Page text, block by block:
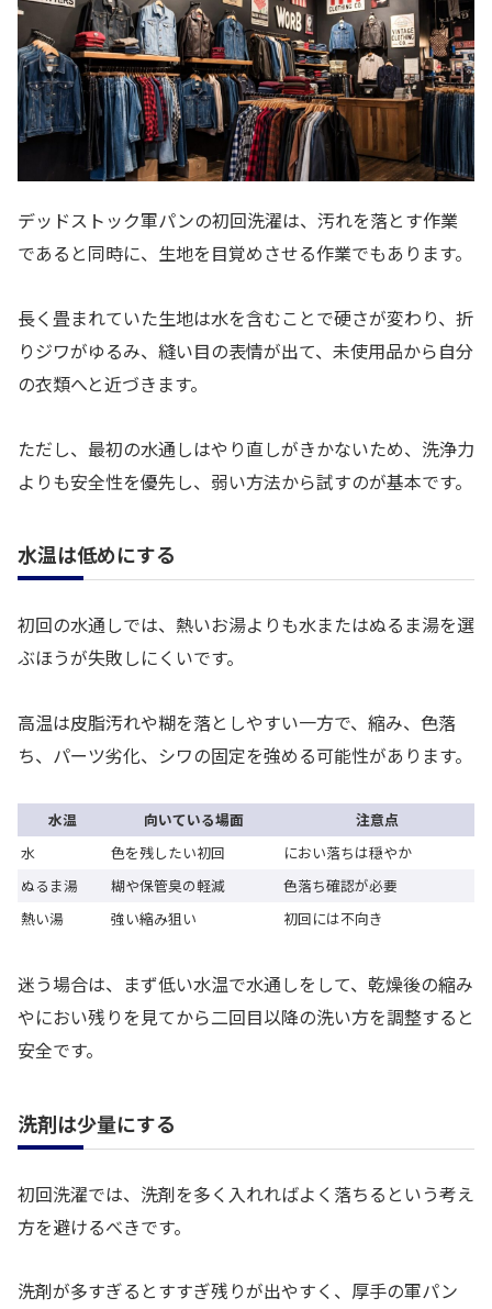
デッドストック軍パンの初回洗濯は、汚れを落とす作業
であると同時に、生地を目覚めさせる作業でもあります。
長く畳まれていた生地は水を含むことで硬さが変わり、折
りジワがゆるみ、縫い目の表情が出て、未使用品から自分
の衣類へと近づきます。
ただし、最初の水通しはやり直しがきかないため、洗浄力
よりも安全性を優先し、弱い方法から試すのが基本です。
水温は低めにする
初回の水通しでは、熱いお湯よりも水またはぬるま湯を選
ぶほうが失敗しにくいです。
高温は皮脂汚れや糊を落としやすい一方で、縮み、色落
ち、パーツ劣化、シワの固定を強める可能性があります。
水温 向いている場面
注意点
水
色を残したい初回
におい落ちは穏やか
ぬるま湯
糊や保管臭の軽減
色落ち確認が必要
熱い湯
強い縮み狙い 初回には不向き
迷う場合は、まず低い水温で水通しをして、乾燥後の縮み
やにおい残りを見てから二回目以降の洗い方を調整すると
安全です。
洗剤は少量にする
初回洗濯では、洗剤を多く入れればよく落ちるという考え
方を避けるべきです。
洗剤が多すぎるとすすぎ残りが出やすく、厚手の軍パン